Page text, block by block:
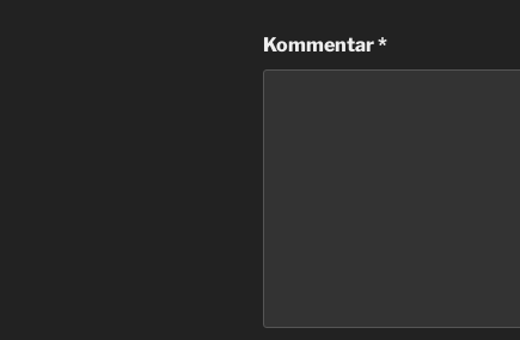
Kommentar*